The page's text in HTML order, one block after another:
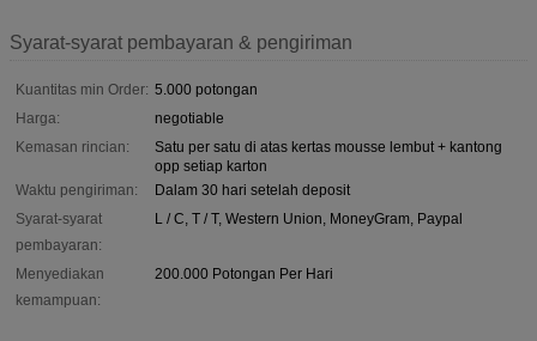
Syarat-syarat pembayaran & pengiriman
Kuantitas min Order: 5.000 potongan
Harga:
negotiable
Kemasan rincian:
Satu per satu di atas kertas mousse lembut + kantong
opp setiap karton
Waktu pengiriman:
Dalam 30 hari setelah deposit
Syarat-syarat
pembayaran:
L / C, T / T, Western Union, MoneyGram, Paypal
Menyediakan
kemampuan:
200.000 Potongan Per Hari